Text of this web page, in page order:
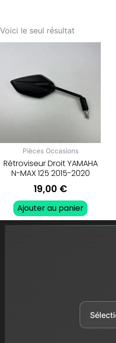
Voici le seul résultat
Pièces Occasions
Rétroviseur Droit YAMAHA
N-MAX 125 2015-2020
19,00 €
Ajouter au panier